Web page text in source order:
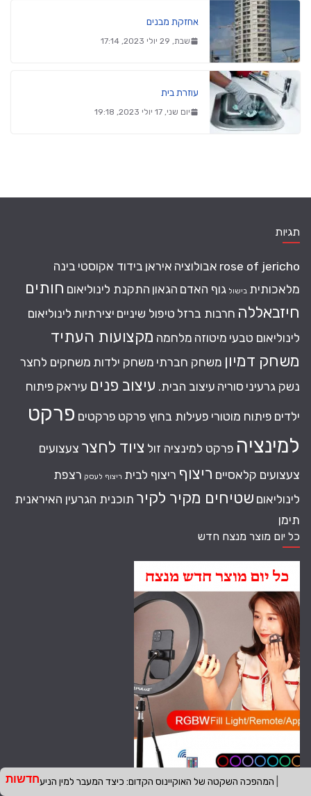
אחזקת מבנים
שבת, 29 יולי 2023, 17:14
עוזרת בית
יום שני, 17 יולי 2023, 19:18
תגיות
rose of jericho אבולוציה איראן בידוד אקוסטי בינה
מלאכותית בישול גוף האדם הגאון התקנת לינוליאום חותים
חיזבאללה חרבות ברזל טיפול שיניים יצירתיות לינוליאום
לינוליאום טבעי מיטוזה מלחמה מקצועות העתיד
משחק דמיון משחק חברתי משחק ילדות משחקים לחצר
נשק גרעיני סוריה עיצוב הבית. עיצוב פנים עיראק פיתוח
ילדים פיתוח מוטורי פעילות בחוץ פרקט פרקטים פרקט
למינציה פרקט למינציה זול ציוד לחצר צעצועים
צעצועים קלאסיים ריצוף ריצוף לבית ריצוף לעסק רצפת
לינוליאום שטיחים מקיר לקיר תוכנית הגרעין האיראנית
תימן
כל יום מוצר מנצח חדש
מאמרים אחרונים חדשות
המהפכה השקטה של האוקיינוס הקדום: כיצד המעבר